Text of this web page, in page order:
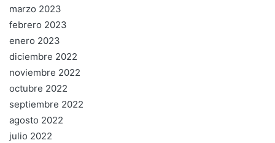
marzo 2023
febrero 2023
enero 2023
diciembre 2022
noviembre 2022
octubre 2022
septiembre 2022
agosto 2022
julio 2022